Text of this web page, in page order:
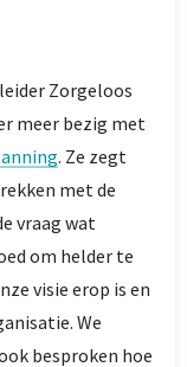
Zorgeloos
meer bezig met
. Ze zegt
met de
vraag wat
om helder te
visie erop is en
We
besproken hoe